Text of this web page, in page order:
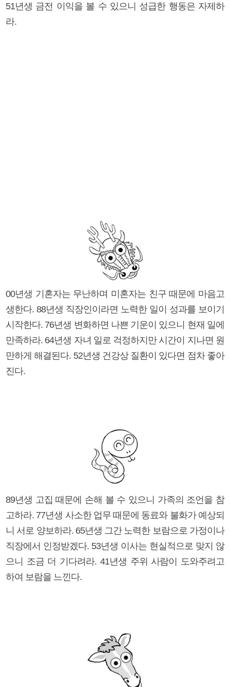
51년생 금전 이익을 볼 수 있으니 성급한 행동은 자제하
라.
00년생 기혼자는 무난하며 미혼자는 친구 때문에 마음고
생한다. 88년생 직장인이라면 노력한 일이 성과를 보이기
시작한다. 76년생 변화하면 나쁜 기운이 있으니 현재 일에
만족하라. 64년생 자녀 일로 걱정하지만 시간이 지나면 원
만하게 해결된다. 52년생 건강상 질환이 있다면 점차 좋아
진다.
89년생 고집 때문에 손해 볼 수 있으니 가족의 조언을 참
고하라. 77년생 사소한 업무 때문에 동료와 불화가 예상되
니 서로 양보하라. 65년생 그간 노력한 보람으로 가정이나
직장에서 인정받겠다. 53년생 이사는 현실적으로 맞지 않
으니 조금 더 기다려라. 41년생 주위 사람이 도와주려고
하여 보람을 느낀다.